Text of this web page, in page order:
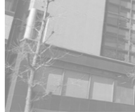
居抜き物件 無料査定
お問い合わせ
プライバシーポリシー